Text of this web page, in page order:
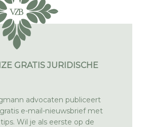
GRATIS JURIDISCHE
advocaten publiceert
e-mail-nieuwsbrief met
Wil je als eerste op de